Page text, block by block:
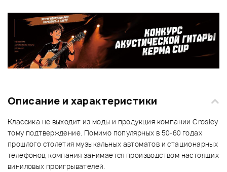
Описание и характеристики
Классика не выходит из моды и продукция компании Crosley
тому подтверждение. Помимо популярных в 50-60 годах
прошлого столетия музыкальных автоматов и стационарных
телефонов, компания занимается производством настоящих
виниловых проигрывателей.